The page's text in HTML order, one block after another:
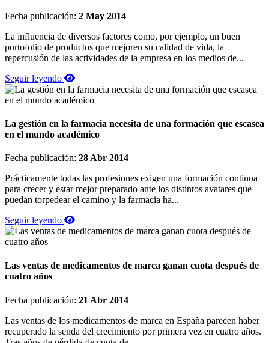
Fecha publicación: 2 May 2014
La influencia de diversos factores como, por ejemplo, un buen
portofolio de productos que mejoren su calidad de vida, la
repercusión de las actividades de la empresa en los medios de...
Seguir leyendo
La gestión en la farmacia necesita de una formación que escasea
en el mundo académico
Fecha publicación: 28 Abr 2014
Prácticamente todas las profesiones exigen una formación continua
para crecer y estar mejor preparado ante los distintos avatares que
puedan torpedear el camino y la farmacia ha...
Seguir leyendo
Las ventas de medicamentos de marca ganan cuota después de
cuatro años
Fecha publicación: 21 Abr 2014
Las ventas de los medicamentos de marca en España parecen haber
recuperado la senda del crecimiento por primera vez en cuatro años.